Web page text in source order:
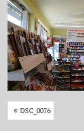
Beitragsnavigation
DSC_0076